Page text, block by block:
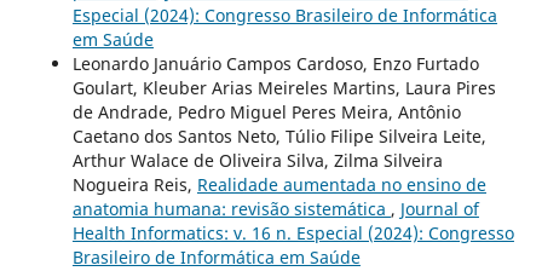
Especial (2024): Congresso Brasileiro de Informática
em Saúde
Leonardo Januário Campos Cardoso, Enzo Furtado
Goulart, Kleuber Arias Meireles Martins, Laura Pires
de Andrade, Pedro Miguel Peres Meira, Antônio
Caetano dos Santos Neto, Túlio Filipe Silveira Leite,
Arthur Walace de Oliveira Silva, Zilma Silveira
Nogueira Reis, Realidade aumentada no ensino de
anatomia humana: revisão sistemática , Journal of
Health Informatics: v. 16 n. Especial (2024): Congresso
Brasileiro de Informática em Saúde